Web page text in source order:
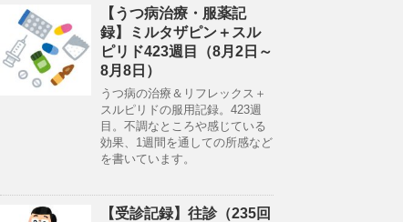
【うつ病治療・服薬記
録】ミルタザピン＋スル
ピリド423週目（8月2日～
8月8日）
うつ病の治療＆リフレックス＋
スルピリドの服用記録。423週
目。不調なところや感じている
効果、1週間を通しての所感など
を書いています。
【受診記録】往診（235回